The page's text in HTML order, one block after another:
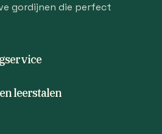
gordijnen die perfect
leerstalen